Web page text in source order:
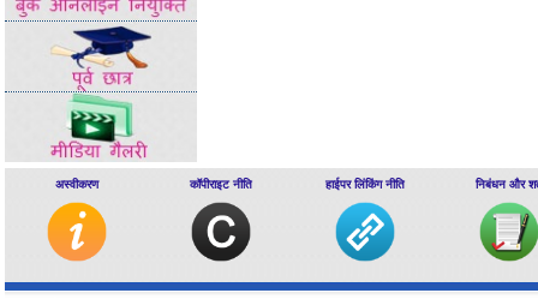
अस्वीकरण कॉपीराइट नीति हाईपर लिंकिंग नीति निबंधन और